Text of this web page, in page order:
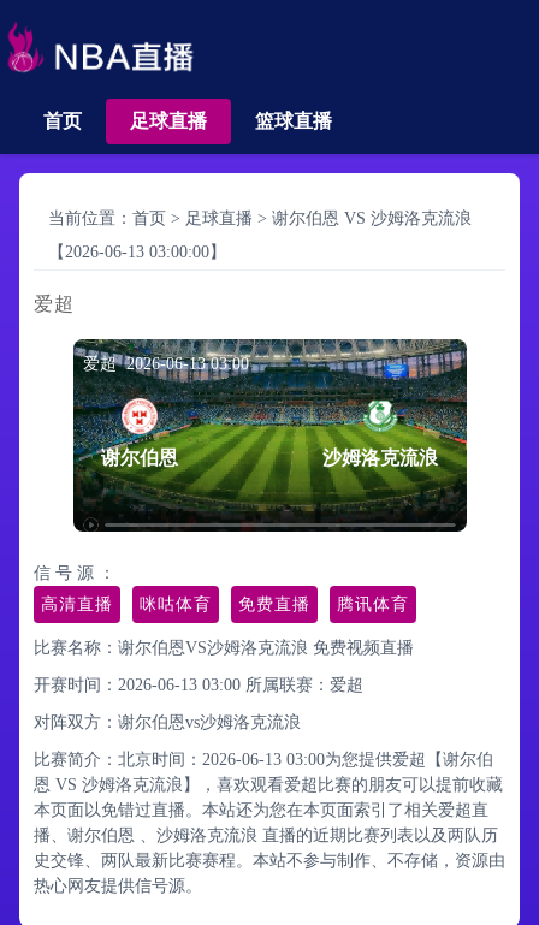
首页 足球直播 篮球直播
当前位置： 首页 > 足球直播 > 谢尔伯恩 VS 沙姆洛克流浪
【2026-06-13 03:00:00】
爱超
爱超 2026-06-13 03:00
谢尔伯恩 沙姆洛克流浪
信 号 源 ：
高清直播
咪咕体育 免费直播 腾讯体育
比赛名称：谢尔伯恩VS沙姆洛克流浪 免费视频直播
开赛时间：2026-06-13 03:00 所属联赛： 爱超
对阵双方：谢尔伯恩vs沙姆洛克流浪
比赛简介：北京时间：2026-06-13 03:00为您提供爱超【谢尔伯
恩 VS 沙姆洛克流浪】，喜欢观看爱超比赛的朋友可以提前收藏
本页面以免错过直播。本站还为您在本页面索引了相关爱超直
播、谢尔伯恩 、沙姆洛克流浪 直播的近期比赛列表以及两队历
史交锋、两队最新比赛赛程。本站不参与制作、不存储，资源由
热心网友提供信号源。